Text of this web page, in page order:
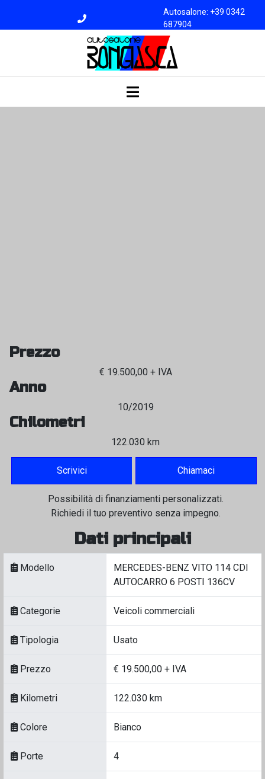
Autosalone: +39 0342
687904
687945
Prezzo
€ 19.500,00 + IVA
Anno
10/2019
Chilometri
122.030 km
Scrivici Chiamaci
Possibilità di finanziamenti personalizzati.
Richiedi il tuo preventivo senza impegno.
Dati principali
Modello
MERCEDES-BENZ VITO 114 CDI
AUTOCARRO 6 POSTI 136CV
Categorie Veicoli commerciali
Tipologia Usato
Prezzo € 19.500,00 + IVA
Kilometri 122.030 km
Colore Bianco
Porte 4